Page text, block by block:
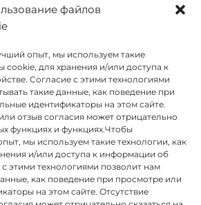
файлов
опыт, мы используем такие
cookie, для хранения и/или доступа к
Согласие с этими технологиями
такие данные, как поведение при
идентификаторы на этом сайте.
отзыв согласия может отрицательно
функциях и функциях.Чтобы
мы используем такие технологии, как
и/или доступа к информации об
этими технологиями позволит нам
как поведение при просмотре или
на этом сайте. Отсутствие
DE MURCIA, SOCIEDAD LIMITADA был
фонда регионального развития,
развитие использования и качества
коммуникационных технологий и их
которому он внедрил следующие